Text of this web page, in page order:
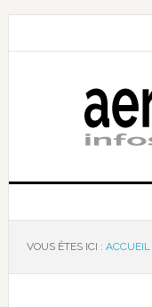
VOUS ÊTES ICI : ACCUEIL